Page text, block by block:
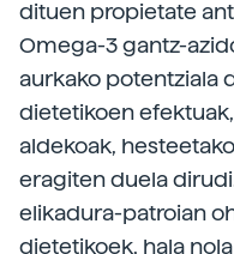
dituen propietate
Omega-3 gantz-
aurkako potentziala
dietetikoen
aldekoak,
eragiten duela
elikadura-patroian
dietetikoek, hala